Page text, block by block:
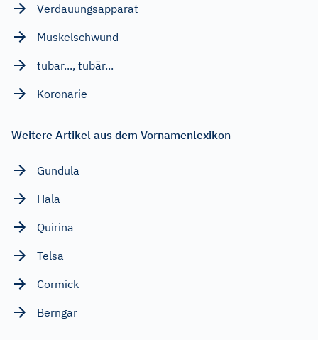
Verdauungsapparat
Muskelschwund
tubar..., tubär...
Koronarie
Weitere Artikel aus dem Vornamenlexikon
Gundula
Hala
Quirina
Telsa
Cormick
Berngar